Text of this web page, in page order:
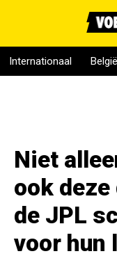
Internationaal België
Niet
ook
de JPL
voor hun